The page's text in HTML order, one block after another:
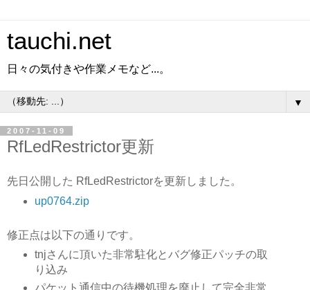
tauchi.net
日々の気付きや作業メモなど...。
▼
2007-11-09
RfLedRestrictor更新
先日公開した RfLedRestrictorを更新しました。
up0764.zip
修正点は以下の通りです。
tnjさんに頂いた非常駐化とバグ修正パッチの取
り込み